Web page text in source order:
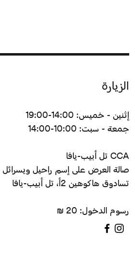
الزيارة
إثنين - خميس: 14:00-19:00
جمعة - سبت: 10:00-14:00
CCA تل أبيب-يافا
صالة العرض على إسم راحيل ويسرائل
تسادوق هاكوهين 2أ، تل أبيب-يافا
رسوم الدخول: 20 ₪